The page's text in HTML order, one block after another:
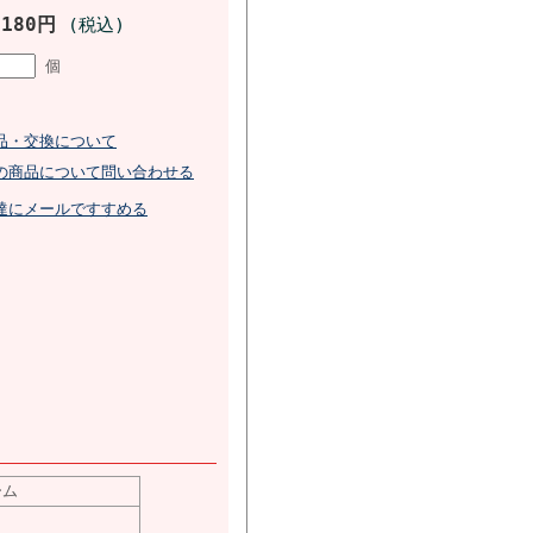
円 (税込)
個
・交換について
商品について問い合わせる
にメールですすめる